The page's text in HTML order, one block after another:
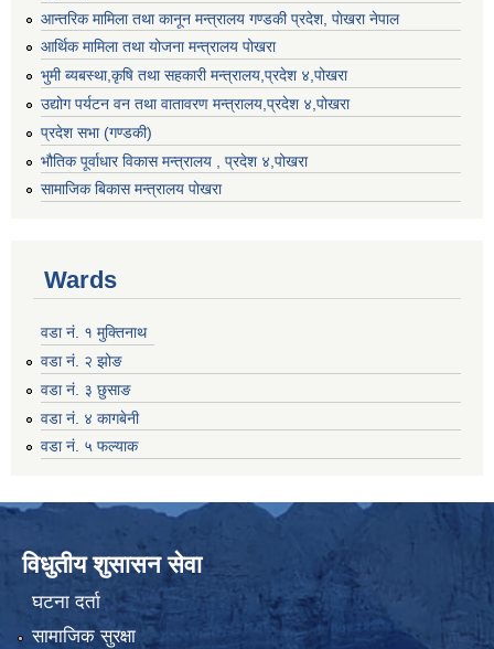
आन्तरिक मामिला तथा कानून मन्त्रालय गण्डकी प्रदेश, पाेखरा नेपाल
आर्थिक मामिला तथा योजना मन्त्रालय पोखरा
भुमी ब्यबस्था,कृषि तथा सहकारी मन्त्रालय,प्रदेश ४,पोखरा
उद्योग पर्यटन वन तथा वातावरण मन्त्रालय,प्रदेश ४,पोखरा
प्रदेश सभा (गण्डकी)
भौतिक पूर्वाधार विकास मन्त्रालय , प्रदेश ४,पोखरा
सामाजिक बिकास मन्त्रालय पोखरा
Wards
वडा नं. १ मुक्तिनाथ
वडा नं. २ झोङ
वडा नं. ३ छुसाङ
वडा नं. ४ कागबेनी
वडा नं. ५ फल्याक
विधुतीय शुसासन सेवा
घटना दर्ता
सामाजिक सुरक्षा